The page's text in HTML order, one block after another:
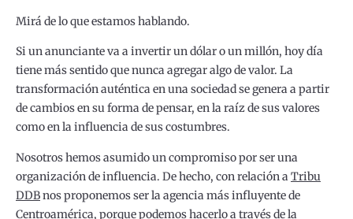
Mirá de lo que estamos hablando.
Si un anunciante va a invertir un dólar o un millón, hoy día
tiene más sentido que nunca agregar algo de valor. La
transformación auténtica en una sociedad se genera a partir
de cambios en su forma de pensar, en la raíz de sus valores
como en la influencia de sus costumbres.
Nosotros hemos asumido un compromiso por ser una
organización de influencia. De hecho, con relación a Tribu
DDBnos proponemos ser la agencia más influyente de
Centroamérica, porque podemos hacerlo a través de la